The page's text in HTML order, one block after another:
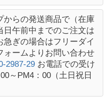
からの発送商品で（在庫
日午前中までのご注文は
急ぎの場合はフリーダイ
ォームよりお問い合わせ
2987-29 お電話での受け
～PM4：00（土日祝日